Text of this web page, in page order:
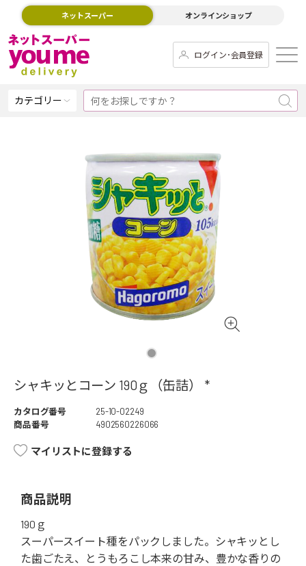
ネットスーパー オンラインショップ
ログイン･会員登録
カテゴリー
シャキッとコーン 190ｇ（缶詰） *
カタログ番号
25-10-02249
商品番号
4902560226066
マイリストに登録する
商品説明
190ｇ
スーパースイート種をパックしました。シャキッとし
た歯ごたえ、とうもろこし本来の甘み、豊かな香りの